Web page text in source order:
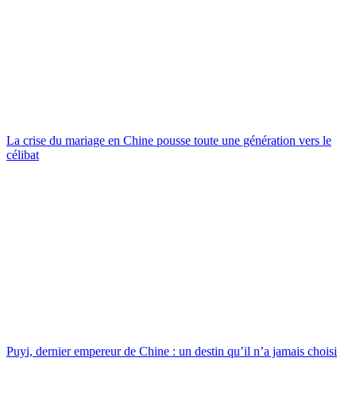
La crise du mariage en Chine pousse toute une génération vers le
célibat
Puyi, dernier empereur de Chine : un destin qu’il n’a jamais choisi